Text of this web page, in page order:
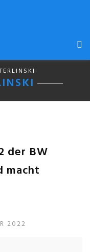
der BW
macht
2022